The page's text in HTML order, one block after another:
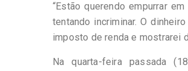
“Estão querendo empurrar
tentando incriminar. O
imposto de renda e mostrarei
Na quarta-feira passada